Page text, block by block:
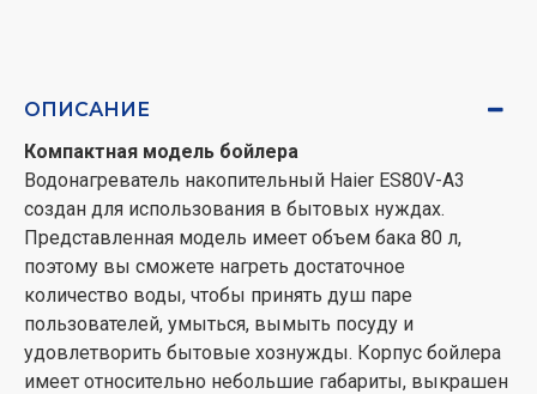
Водонагреватель отлично защищен от самых
подвергается в процессе своей работы – перегрева и
избыточного давления. Последний параметр
тщательно контролируется датчиками, а при
приближающемся перегреве техника просто
отключается.
Полная комплектация
В наборе поставки имеются все необходимые для
монтажа крепления и предохранительный клапан.
ОПИСАНИЕ
Компактная модель бойлера
Водонагреватель накопительный Haier ES80V-A3
создан для использования в бытовых нуждах.
Представленная модель имеет объем бака 80 л,
поэтому вы сможете нагреть достаточное
количество воды, чтобы принять душ паре
пользователей, умыться, вымыть посуду и
удовлетворить бытовые хознужды. Корпус бойлера
имеет относительно небольшие габариты, выкрашен